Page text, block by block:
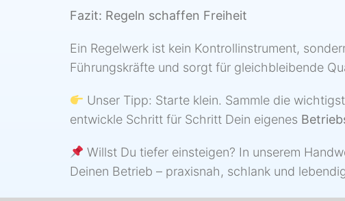
Fazit: Regeln schaffen Freiheit
Ein Regelwerk ist kein Kontrollinstrument,
Führungskräfte und sorgt für gleichbleibende
Unser Tipp: Starte klein. Sammle die
entwickle Schritt für Schritt Dein eigenes
Willst Du tiefer einsteigen? In unserem
Deinen Betrieb – praxisnah, schlank und